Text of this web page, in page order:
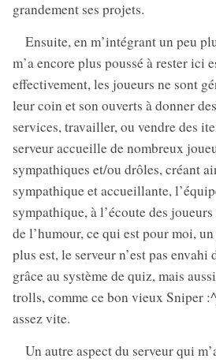
grandement ses projets.
Ensuite, en m’intégrant un peu
m’a encore plus poussé à rester ici
effectivement, les joueurs ne sont
leur coin et son ouverts à donner
services, travailler, ou vendre des
serveur accueille de nombreux
sympathiques et/ou drôles, créant
sympathique et accueillante,
sympathique, à l’écoute des
de l’humour, ce qui est pour moi,
plus est, le serveur n’est pas
grâce au système de quiz, mais
trolls, comme ce bon vieux Sniper
assez vite.
Un autre aspect du serveur qui